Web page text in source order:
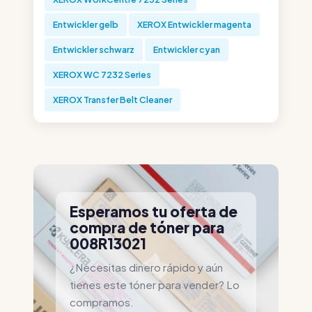
Entwickler gelb XEROX Entwickler magenta
Entwickler schwarz Entwickler cyan
XEROX WC 7232 Series
XEROX Transfer Belt Cleaner
Esperamos tu oferta de
compra de tóner para
008R13021
¿Necesitas dinero rápido y aún
tienes este tóner para vender? Lo
compramos.